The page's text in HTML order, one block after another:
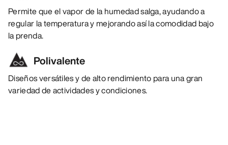
Permite que el vapor de la humedad salga, ayudando a
regular la temperatura y mejorando así la comodidad bajo
la prenda.
Polivalente
Diseños versátiles y de alto rendimiento para una gran
variedad de actividades y condiciones.